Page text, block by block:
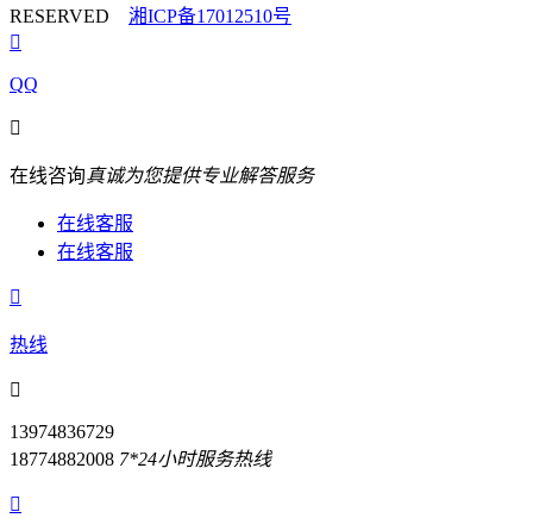
RESERVED 湘ICP备17012510号

QQ

在线咨询真诚为您提供专业解答服务
在线客服
在线客服

热线

13974836729
18774882008 7*24小时服务热线
